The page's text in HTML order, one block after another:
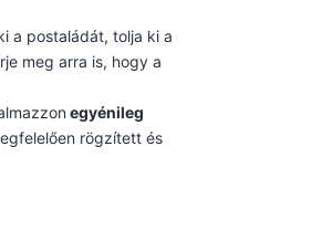
a postaládát, tolja ki a
meg arra is, hogy a
egyénileg
rögzített és